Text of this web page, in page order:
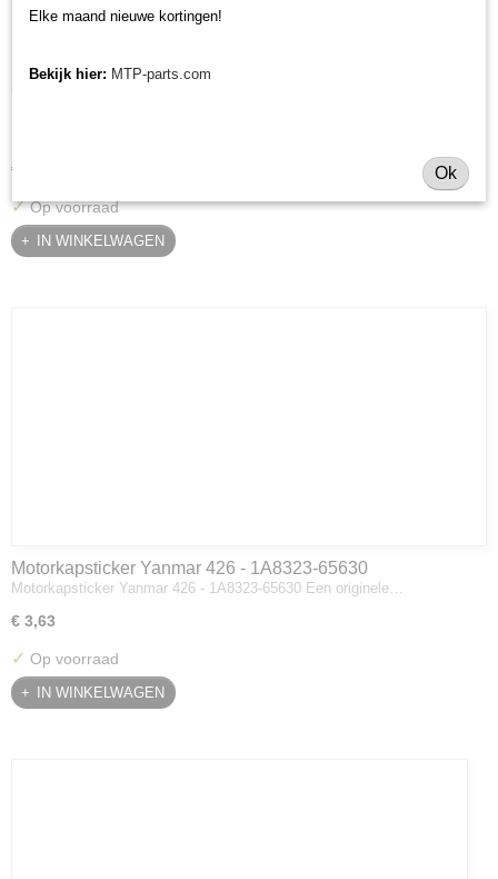
€ 24,74
✓Op voorraad
IN WINKELWAGEN
Motorkapsticker Yanmar 426 - 1A8323-65630
Motorkapsticker Yanmar 426 - 1A8323-65630 Een originele…
€ 3,63
✓ Op voorraad
IN WINKELWAGEN
Elke maand nieuwe kortingen!
Bekijk hier: MTP-parts.com
Ok